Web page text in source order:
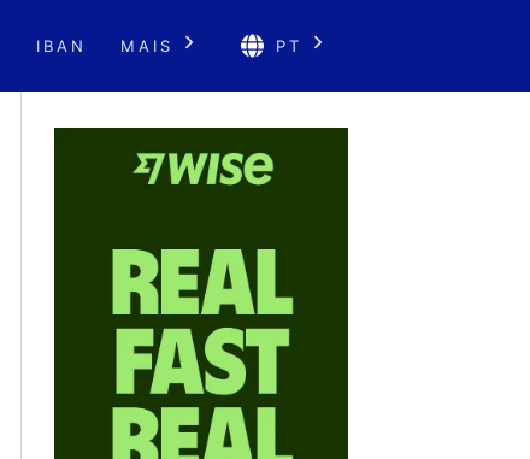
IBAN MAIS PT